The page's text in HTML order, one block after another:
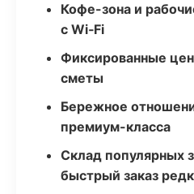
Кофе-зона и
с Wi‑Fi
Фиксированные
сметы
Бережное
премиум-класса
Склад популярных
быстрый заказ